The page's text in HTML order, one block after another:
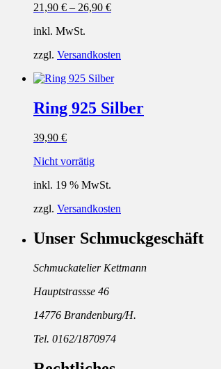
21,90 € – 26,90 €
inkl. MwSt.
zzgl. Versandkosten
Ring 925 Silber
39,90 €
Nicht vorrätig
inkl. 19 % MwSt.
zzgl. Versandkosten
Unser Schmuckgeschäft
Schmuckatelier Kettmann
Hauptstrassse 46
14776 Brandenburg/H.
Tel. 0162/1870974